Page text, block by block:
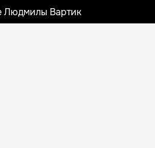
Людмилы Вартик